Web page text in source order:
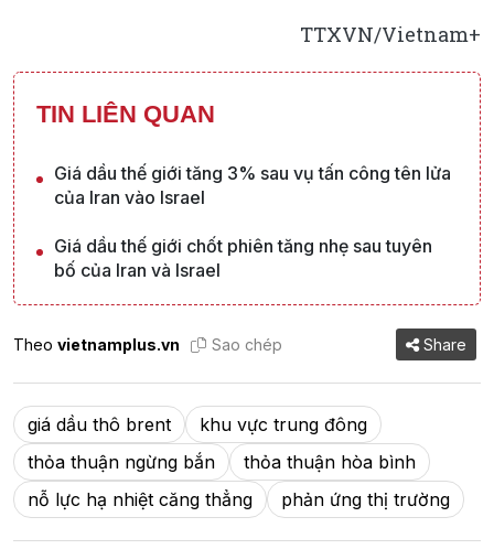
TTXVN/Vietnam+
TIN LIÊN QUAN
Giá dầu thế giới tăng 3% sau vụ tấn công tên lửa
của Iran vào Israel
Giá dầu thế giới chốt phiên tăng nhẹ sau tuyên
bố của Iran và Israel
Theo vietnamplus.vn Sao chép Share
giá dầu thô brent
khu vực trung đông
thỏa thuận ngừng bắn
thỏa thuận hòa bình
nỗ lực hạ nhiệt căng thẳng
phản ứng thị trường